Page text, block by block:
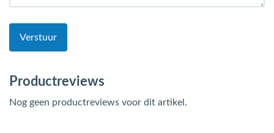
Verstuur
Productreviews
Nog geen productreviews voor dit artikel.